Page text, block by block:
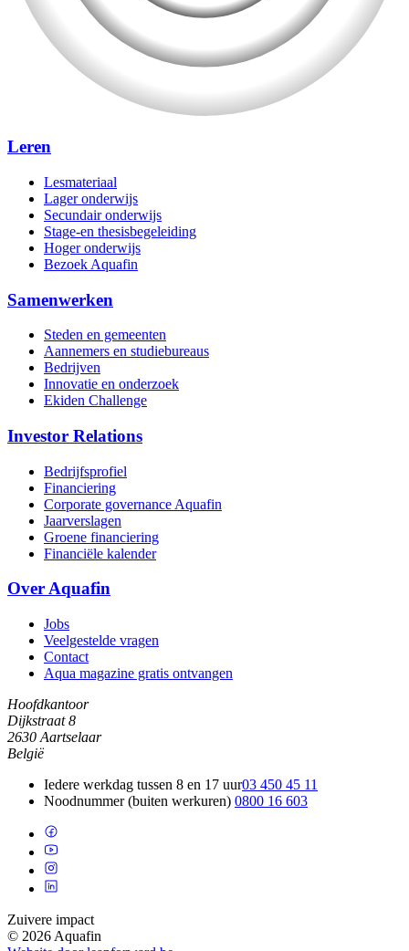
Leren
Lesmateriaal
Lager onderwijs
Secundair onderwijs
Stage-en thesisbegeleiding
Hoger onderwijs
Bezoek Aquafin
Samenwerken
Steden en gemeenten
Aannemers en studiebureaus
Bedrijven
Innovatie en onderzoek
Ekiden Challenge
Investor Relations
Bedrijfsprofiel
Financiering
Corporate governance Aquafin
Jaarverslagen
Groene financiering
Financiële kalender
Over Aquafin
Jobs
Veelgestelde vragen
Contact
Aqua magazine gratis ontvangen
Hoofdkantoor
Dijkstraat 8
2630 Aartselaar
België
Iedere werkdag tussen 8 en 17 uur03 450 45 11
Noodnummer (buiten werkuren) 0800 16 603
Zuivere impact
© 2026 Aquafin